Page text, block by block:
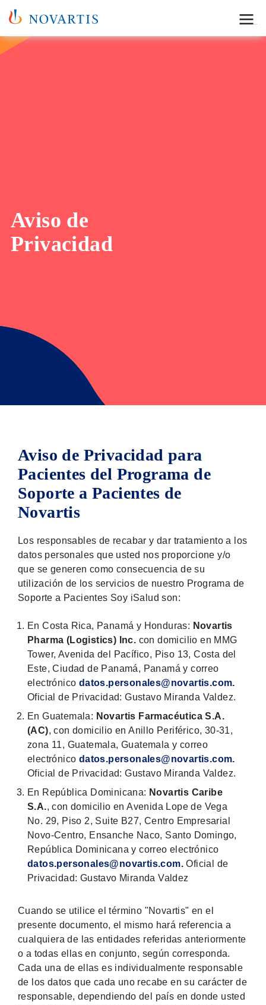
Aviso de
Privacidad
Aviso de Privacidad para
Pacientes del Programa de
Soporte a Pacientes de
Novartis
Los responsables de recabar y dar tratamiento a los
datos personales que usted nos proporcione y/o
que se generen como consecuencia de su
utilización de los servicios de nuestro Programa de
Soporte a Pacientes Soy iSalud son:
En Costa Rica, Panamá y Honduras: Novartis
Pharma (Logistics) Inc. con domicilio en MMG
Tower, Avenida del Pacífico, Piso 13, Costa del
Este, Ciudad de Panamá, Panamá y correo
electrónico datos.personales@novartis.com.
Oficial de Privacidad: Gustavo Miranda Valdez.
En Guatemala: Novartis Farmacéutica S.A.
(AC), con domicilio en Anillo Periférico, 30-31,
zona 11, Guatemala, Guatemala y correo
electrónico datos.personales@novartis.com.
Oficial de Privacidad: Gustavo Miranda Valdez.
En República Dominicana: Novartis Caribe
S.A., con domicilio en Avenida Lope de Vega
No. 29, Piso 2, Suite B27, Centro Empresarial
Novo-Centro, Ensanche Naco, Santo Domingo,
República Dominicana y correo electrónico
datos.personales@novartis.com. Oficial de
Privacidad: Gustavo Miranda Valdez
Cuando se utilice el término "Novartis" en el
presente documento, el mismo hará referencia a
cualquiera de las entidades referidas anteriormente
o a todas ellas en conjunto, según corresponda.
Cada una de ellas es individualmente responsable
de los datos que cada uno recabe en su carácter de
responsable, dependiendo del país en donde usted